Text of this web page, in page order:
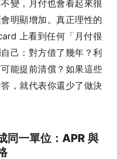
變，月付也會看起來很
明顯增加。真正理性的
上看到任何「月付很
己：對方借了幾年？利
能提前清償？如果這些
，就代表你還少了做決
同一單位：APR 與